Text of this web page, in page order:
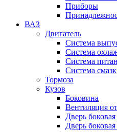
Приборы
ВАЗ
Двигатель
Система
Система
Система
Система
Тормоза
Кузов
Боковина
Вентиляция
Дверь боковая
Дверь боковая